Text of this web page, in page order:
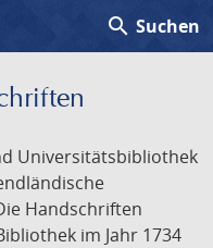
search Suchen
Universitätsbibliothek
Handschriften
im Jahr 1734